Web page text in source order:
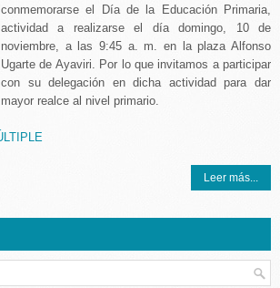
conmemorarse el Día de la Educación Primaria,
actividad a realizarse el día domingo, 10 de
noviembre, a las 9:45 a. m. en la plaza Alfonso
Ugarte de Ayaviri. Por lo que invitamos a participar
con su delegación en dicha actividad para dar
mayor realce al nivel primario.
Leer más...